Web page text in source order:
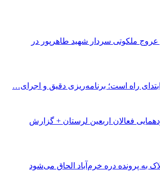
ملکوتی سردار شهید طاهرپور در
راه است؛ برنامه‌ریزی دقیق و اجرای…
فعالان اربعین لرستان + گزارش
به پرونده دره خرم‌آباد الحاق می‌شود